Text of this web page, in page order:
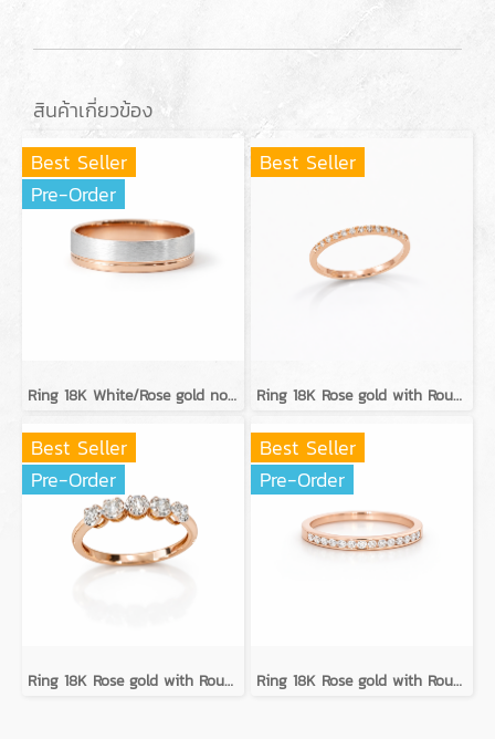
สินค้าเกี่ยวข้อง
Best Seller
Pre-Order
Ring 18K White/Rose gold no diamond
Best Seller
Ring 18K Rose gold with Round Diamond
Best Seller
Pre-Order
Ring 18K Rose gold with Round Diamond
Best Seller
Pre-Order
Ring 18K Rose gold with Round Diamond